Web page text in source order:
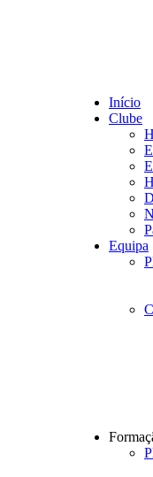
Início
Clube
Equipa